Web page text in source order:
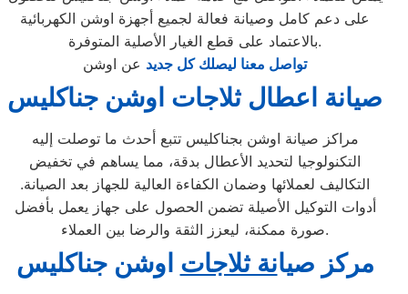
على دعم كامل وصيانة فعالة لجميع أجهزة اوشن الكهربائية
بالاعتماد على قطع الغيار الأصلية المتوفرة.
تواصل معنا ليصلك كل جديد عن اوشن
صيانة اعطال ثلاجات اوشن جناكليس
مراكز صيانة اوشن بجناكليس تتبع أحدث ما توصلت إليه
التكنولوجيا لتحديد الأعطال بدقة، مما يساهم في تخفيض
التكاليف لعملائها وضمان الكفاءة العالية للجهاز بعد الصيانة.
أدوات التوكيل الأصيلة تضمن الحصول على جهاز يعمل بأفضل
صورة ممكنة، ليعزز الثقة والرضا بين العملاء.
مركز صيانة ثلاجات اوشن جناكليس